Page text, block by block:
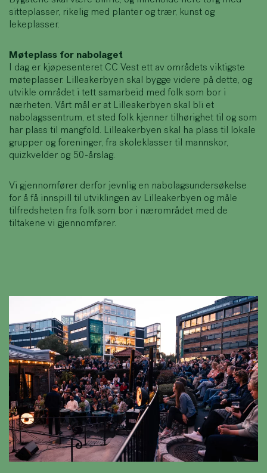
sitteplasser, rikelig med planter og trær, kunst og
lekeplasser.
Møteplass for nabolaget
I dag er kjøpesenteret CC Vest ett av områdets viktigste
møteplasser. Lilleakerbyen skal bygge videre på dette, og
utvikle området i tett samarbeid med folk som bor i
nærheten. Vårt mål er at Lilleakerbyen skal bli et
nabolagssentrum, et sted folk kjenner tilhørighet til og som
har plass til mangfold. Lilleakerbyen skal ha plass til lokale
grupper og foreninger, fra skoleklasser til mannskor,
quizkvelder og 50-årslag.
Vi gjennomfører derfor jevnlig en nabolagsundersøkelse
for å få innspill til utviklingen av Lilleakerbyen og måle
tilfredsheten fra folk som bor i nærområdet med de
tiltakene vi gjennomfører.